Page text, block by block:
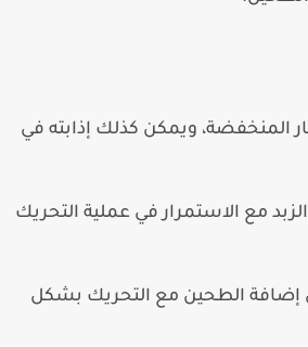
المنخفضة، ويمكن كذلك إذابته في
مع الاستمرار في عملية التحريك
إضافة الطحين مع التحريك بشكل